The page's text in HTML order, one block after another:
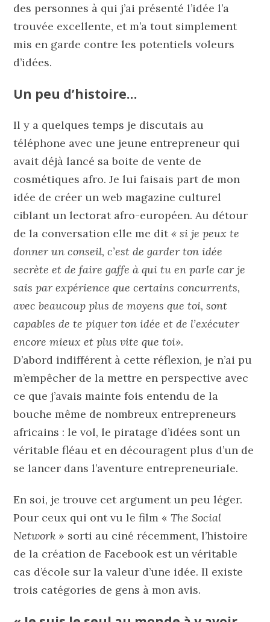
des personnes à qui j’ai présenté l’idée l’a
trouvée excellente, et m’a tout simplement
mis en garde contre les potentiels voleurs
d’idées.
Un peu d’histoire…
Il y a quelques temps je discutais au
téléphone avec une jeune entrepreneur qui
avait déjà lancé sa boite de vente de
cosmétiques afro. Je lui faisais part de mon
idée de créer un web magazine culturel
ciblant un lectorat afro-européen. Au détour
de la conversation elle me dit« si je peux te
donner un conseil, c’est de garder ton idée
secrète et de faire gaffe à qui tu en parle car je
sais par expérience que certains concurrents,
avec beaucoup plus de moyens que toi, sont
capables de te piquer ton idée et de l’exécuter
encore mieux et plus vite que toi».
D’abord indifférent à cette réflexion, je n’ai pu
m’empêcher de la mettre en perspective avec
ce que j’avais mainte fois entendu de la
bouche même de nombreux entrepreneurs
africains : le vol, le piratage d’idées sont un
véritable fléau et en découragent plus d’un de
se lancer dans l’aventure entrepreneuriale.
En soi, je trouve cet argument un peu léger.
Pour ceux qui ont vu le film «The Social
Network » sorti au ciné récemment, l’histoire
de la création de Facebook est un véritable
cas d’école sur la valeur d’une idée. Il existe
trois catégories de gens à mon avis.